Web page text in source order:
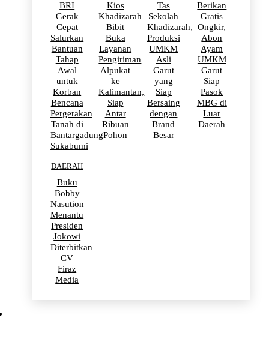
BRI
Gerak
Cepat
Salurkan
Bantuan
Tahap
Awal
untuk
Korban
Bencana
Pergerakan
Tanah di
Bantargadung
Sukabumi
Kios
Khadizarah
Bibit
Buka
Layanan
Pengiriman
Alpukat
ke
Kalimantan,
Siap
Antar
Ribuan
Pohon
Tas
Sekolah
Khadizarah,
Produksi
UMKM
Asli
Garut
yang
Siap
Bersaing
dengan
Brand
Besar
Berikan
Gratis
Ongkir,
Abon
Ayam
UMKM
Garut
Siap
Pasok
MBG di
Luar
Daerah
DAERAH
Buku
Bobby
Nasution
Menantu
Presiden
Jokowi
Diterbitkan
CV
Firaz
Media